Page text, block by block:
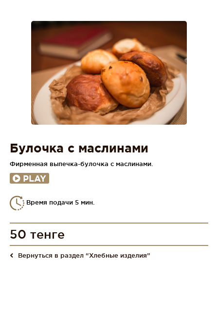
Булочка с маслинами
Фирменная выпечка-булочка с маслинами.
PLAY
Время подачи 5 мин.
50 тенге
Вернуться в раздел “Хлебные изделия”